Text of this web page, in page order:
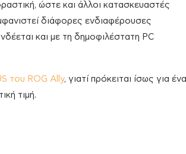
ώστε και άλλοι κατασκευαστές
διάφορες ενδιαφέρουσες
και με τη δημοφιλέστατη PC
του ROG Ally, γιατί πρόκειται ίσως για ένα
τιμή.